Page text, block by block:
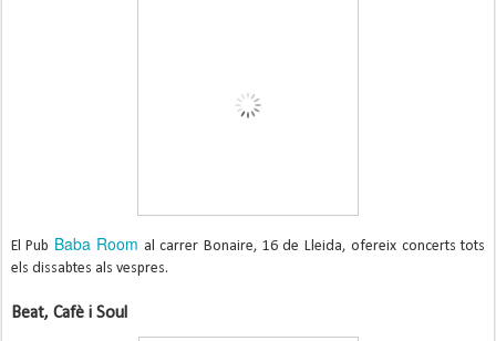
El Pub Baba Room al carrer Bonaire, 16 de Lleida, ofereix concerts tots
els dissabtes als vespres.
Beat, Cafè i Soul